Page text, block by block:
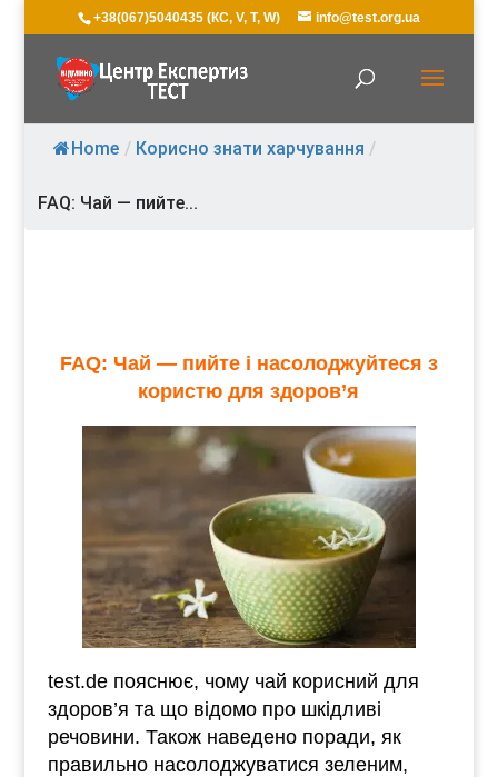
+38(067)5040435 (КС, V, T, W) info@test.org.ua
Home / Корисно знати харчування /
FAQ: Чай — пийте...
FAQ: Чай — пийте і насолоджуйтеся з
користю для здоров’я
test.de пояснює, чому чай корисний для
здоров’я та що відомо про шкідливі
речовини. Також наведено поради, як
правильно насолоджуватися зеленим,